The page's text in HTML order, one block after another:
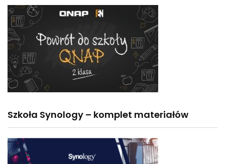
Szkoła Synology – komplet materiałów